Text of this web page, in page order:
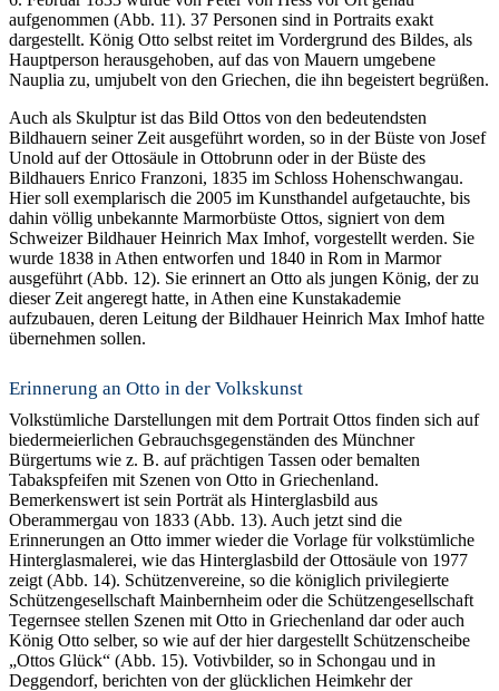
aufgenommen (Abb. 11). 37 Personen sind in Portraits exakt
dargestellt. König Otto selbst reitet im Vordergrund des Bildes, als
Hauptperson herausgehoben, auf das von Mauern umgebene
Nauplia zu, umjubelt von den Griechen, die ihn begeistert begrüßen.
Auch als Skulptur ist das Bild Ottos von den bedeutendsten
Bildhauern seiner Zeit ausgeführt worden, so in der Büste von Josef
Unold auf der Ottosäule in Ottobrunn oder in der Büste des
Bildhauers Enrico Franzoni, 1835 im Schloss Hohenschwangau.
Hier soll exemplarisch die 2005 im Kunsthandel aufgetauchte, bis
dahin völlig unbekannte Marmorbüste Ottos, signiert von dem
Schweizer Bildhauer Heinrich Max Imhof, vorgestellt werden. Sie
wurde 1838 in Athen entworfen und 1840 in Rom in Marmor
ausgeführt (Abb. 12). Sie erinnert an Otto als jungen König, der zu
dieser Zeit angeregt hatte, in Athen eine Kunstakademie
aufzubauen, deren Leitung der Bildhauer Heinrich Max Imhof hatte
übernehmen sollen.
Erinnerung an Otto in der Volkskunst
Volkstümliche Darstellungen mit dem Portrait Ottos finden sich auf
biedermeierlichen Gebrauchsgegenständen des Münchner
Bürgertums wie z. B. auf prächtigen Tassen oder bemalten
Tabakspfeifen mit Szenen von Otto in Griechenland.
Bemerkenswert ist sein Porträt als Hinterglasbild aus
Oberammergau von 1833 (Abb. 13). Auch jetzt sind die
Erinnerungen an Otto immer wieder die Vorlage für volkstümliche
Hinterglasmalerei, wie das Hinterglasbild der Ottosäule von 1977
zeigt (Abb. 14). Schützenvereine, so die königlich privilegierte
Schützengesellschaft Mainbernheim oder die Schützengesellschaft
Tegernsee stellen Szenen mit Otto in Griechenland dar oder auch
König Otto selber, so wie auf der hier dargestellt Schützenscheibe
„Ottos Glück“ (Abb. 15). Votivbilder, so in Schongau und in
Deggendorf, berichten von der glücklichen Heimkehr der